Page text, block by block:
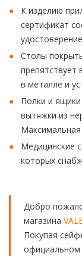
К изделию
сертификат
Столы
препятствует
в металле и
Полки и
вытяжки из
Максимальная
Медицинские
которых
Добро
магазина
Покупая
официальном